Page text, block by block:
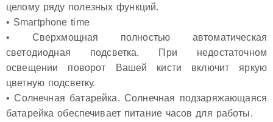
целому ряду полезных функций.
• Smartphone time
• Сверхмощная полностью автоматическая
светодиодная подсветка. При недостаточном
освещении поворот Вашей кисти включит яркую
цветную подсветку.
• Солнечная батарейка. Солнечная подзаряжающаяся
батарейка обеспечивает питание часов для работы.